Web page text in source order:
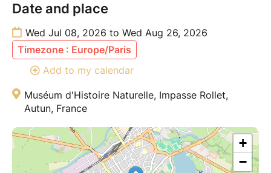
Date and place
Wed Jul 08, 2026 to Wed Aug 26, 2026
Timezone : Europe/Paris
Add to my calendar
Muséum d'Histoire Naturelle, Impasse Rollet,
Autun, France
+
−